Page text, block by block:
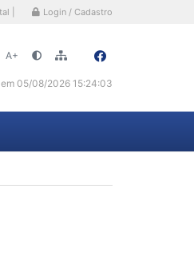
| Login / Cadastro
A+
05/08/2026 15:24:03